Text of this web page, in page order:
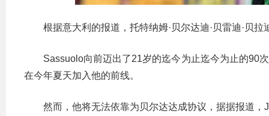
根据意大利的报道，托特纳姆·贝尔达迪·贝雷迪·贝
Sassuolo向前迈出了21岁的迄今为止迄今为止的90
在今年夏天加入他的前线。
然而，他将无法依靠为贝尔达达成协议，据据报道，